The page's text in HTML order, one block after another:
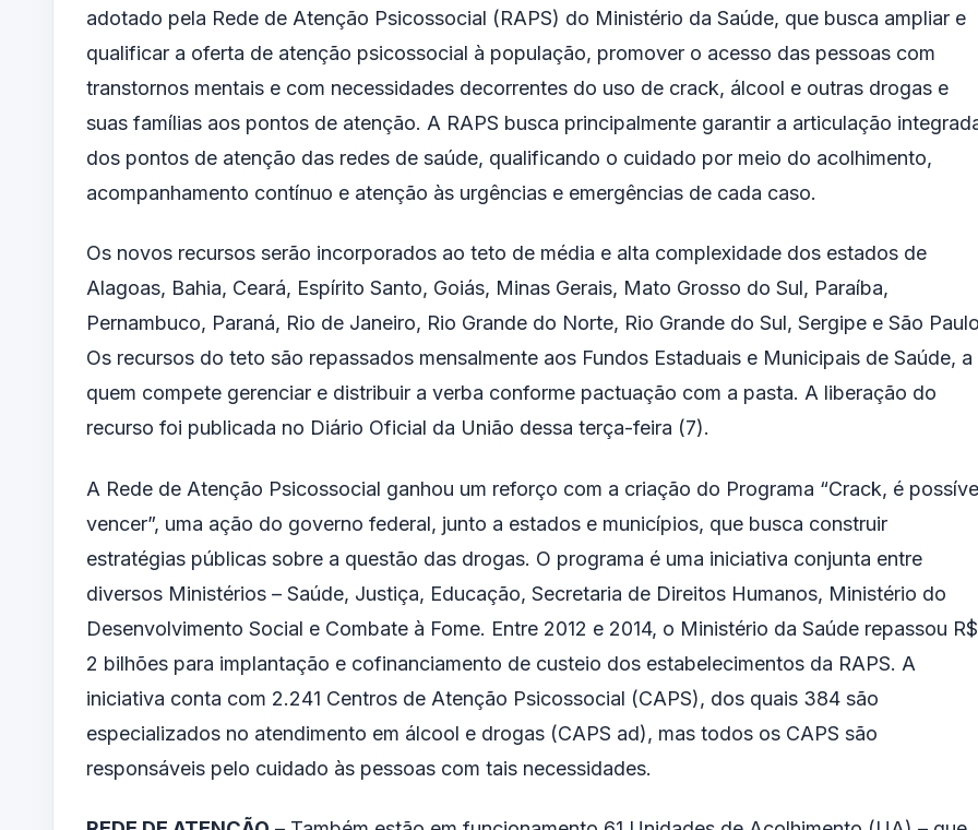
adotado pela Rede de Atenção Psicossocial (RAPS) do Ministério da Saúde, que busca ampliar e
qualificar a oferta de atenção psicossocial à população, promover o acesso das pessoas com
transtornos mentais e com necessidades decorrentes do uso de crack, álcool e outras drogas e
suas famílias aos pontos de atenção. A RAPS busca principalmente garantir a articulação
dos pontos de atenção das redes de saúde, qualificando o cuidado por meio do acolhimento,
acompanhamento contínuo e atenção às urgências e emergências de cada caso.
Os novos recursos serão incorporados ao teto de média e alta complexidade dos estados de
Alagoas, Bahia, Ceará, Espírito Santo, Goiás, Minas Gerais, Mato Grosso do Sul, Paraíba,
Pernambuco, Paraná, Rio de Janeiro, Rio Grande do Norte, Rio Grande do Sul, Sergipe e São
Os recursos do teto são repassados mensalmente aos Fundos Estaduais e Municipais de Saúde, a
quem compete gerenciar e distribuir a verba conforme pactuação com a pasta. A liberação do
recurso foi publicada no Diário Oficial da União dessa terça-feira (7).
A Rede de Atenção Psicossocial ganhou um reforço com a criação do Programa “Crack, é
vencer”, uma ação do governo federal, junto a estados e municípios, que busca construir
estratégias públicas sobre a questão das drogas. O programa é uma iniciativa conjunta entre
diversos Ministérios – Saúde, Justiça, Educação, Secretaria de Direitos Humanos, Ministério do
Desenvolvimento Social e Combate à Fome. Entre 2012 e 2014, o Ministério da Saúde repassou R$
2 bilhões para implantação e cofinanciamento de custeio dos estabelecimentos da RAPS. A
iniciativa conta com 2.241 Centros de Atenção Psicossocial (CAPS), dos quais 384 são
especializados no atendimento em álcool e drogas (CAPS ad), mas todos os CAPS são
responsáveis pelo cuidado às pessoas com tais necessidades.